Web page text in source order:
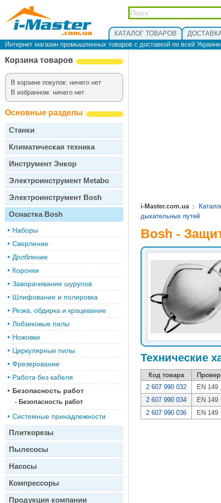
КАТАЛОГ ТОВАРОВ
Интернет магазин промышленных товаров с доставкой по всей
Корзина товаров
В корзине покупок: ничего нет
В избранном: ничего нет
Основные разделы
Станки
Климатическая техника
Инструмент Энкор
Электроинструмент Metabo
Электроинструмент Bosh
Оснастка Bosh
• Наборы
• Сверление
• Долбление
• Коронки
• Заворачивание шурупов
• Шлифование и полировка
• Резка, обдирка и крацевание
• Лобзиковые пилы
• Ножовки
• Циркулярные пилы
• Фрезерование
• Работа без кабеля
• Безопасность работ
- Безопасность работ
• Системные принадлежности
Плиткорезы
Пылесосы
Насосы
Компрессоры
Продукция компании
i-Master.com.ua
дыхательных путей
Bosh -
Технические
Код товара
2 607 990 032
EN 149
2 607 990 034
EN 149
2 607 990 036
EN 149